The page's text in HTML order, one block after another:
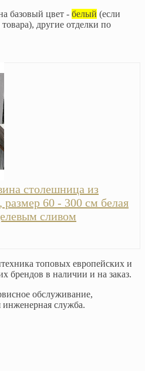
базовый цвет - белый (если
другие отделки по
столешница из
размер 60 - 300 см белая
сливом
топовых европейских и
брендов в наличии и на заказ.
обслуживание,
инженерная служба.